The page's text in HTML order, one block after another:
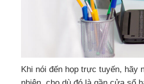
Khi nói đến họp trực tuyến, hãy